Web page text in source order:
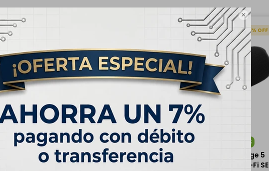

ENVÍO GRATIS
OUTLET - JBL Charge 5
Altavoz Portátil Bluetooth
33
GRATIS
OUTLET - JBL Charge 5
Altavoz Portátil Wi-Fi SE